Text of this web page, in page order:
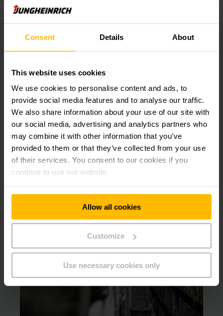
Consent Details About
This website uses cookies
We use cookies to personalise content and ads, to
provide social media features and to analyse our traffic.
We also share information about your use of our site with
our social media, advertising and analytics partners who
may combine it with other information that you’ve
provided to them or that they’ve collected from your use
of their services. You consent to our cookies if you
continue to use our website.
Allow all cookies
Customize
Use necessary cookies only
em longo prazo, indo muito além do preço de aquisição
inicial..
ENTRE EM CONTATO